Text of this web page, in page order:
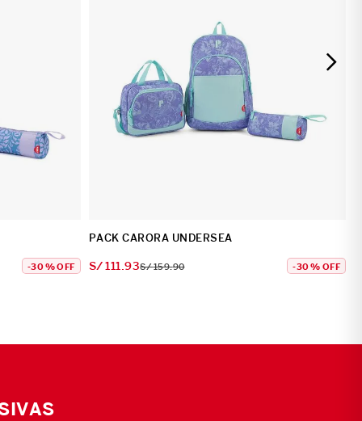
-30 %OFF
PACK CARORA UNDERSEA
S/111 93S/159.90 -30 % OFF